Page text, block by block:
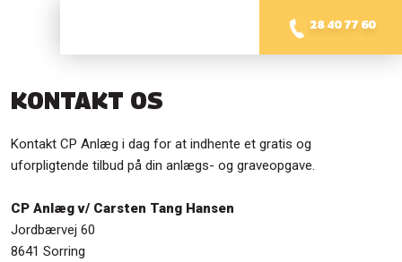
28 40 77 60
KONTAKT OS​
Kontakt CP Anlæg i dag for at indhente et gratis og
uforpligtende tilbud på din anlægs- og graveopgave.
​CP Anlæg v/ Carsten Tang Hansen
​Jordbærvej 60
​​8641 Sorring